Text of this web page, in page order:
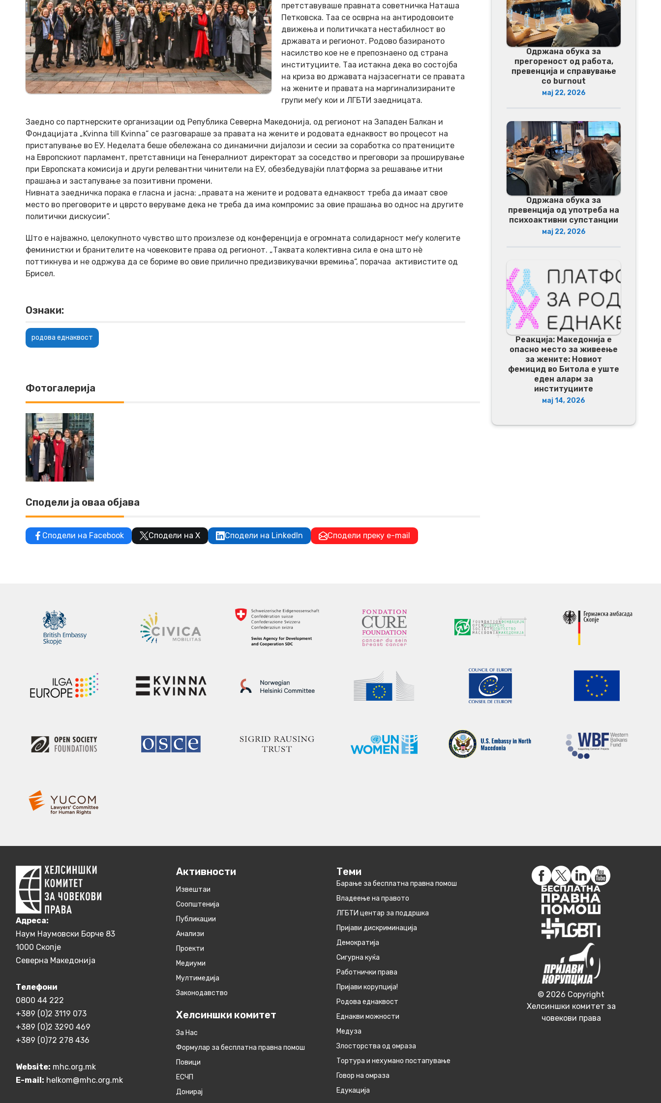
претставуваше правната советничка Наташа
Петковска. Таа се осврна на антиродовоите
движења и политичката нестабилност во
државата и регионот. Родово базираното
насилство кое не е препознаено од страна
институциите. Таа истакна дека во состојба
на криза во државата најзасегнати се правата
на жените и правата на маргинализираните
групи меѓу кои и ЛГБТИ заедницата.
Заедно со партнерските организации од Република Северна Македонија, од регионот на Западен Балкан и
Фондацијата „Kvinna till Kvinna“ се разговараше за правата на жените и родовата еднаквост во процесот на
пристапување во ЕУ. Неделата беше обележана со динамични дијалози и сесии за соработка со пратениците
на Европскиот парламент, претставници на Генералниот директорат за соседство и преговори за проширување
при Европската комисија и други релевантни чинители на ЕУ, обезбедувајќи платформа за решавање итни
прашања и застапување за позитивни промени.
Нивната заедничка порака е гласна и јасна: „правата на жените и родовата еднаквост треба да имаат свое
место во преговорите и цврсто веруваме дека не треба да има компромис за овие прашања во однос на другите
политички дискусии“.
Што е најважно, целокупното чувство што произлезе од конференција е огромната солидарност меѓу колегите
феминистки и бранителите на човековите права од регионот. „Таквата колективна сила е она што нè
поттикнува и не одржува да се бориме во овие прилично предизвикувачки времиња“, порачаа активистите од
Брисел.
Ознаки:
родова еднаквост
Фотогалерија
Сподели ја оваа објава
Сподели на Facebook Сподели на X Сподели на LinkedIn Сподели преку e-mail
Одржана обука за
прегореност од работа,
превенција и справување
со burnout
мај 22, 2026
Одржана обука за
превенција од употреба на
психоактивни супстанции
мај 22, 2026
Реакција: Македонија е
опасно место за живеење
за жените: Новиот
фемицид во Битола е уште
еден аларм за
институциите
мај 14, 2026
Aдреса:
Наум Наумовски Борче 83
1000 Скопје
Северна Македонија
Телефони
0800 44 222
+389 (0)2 3119 073
+389 (0)2 3290 469
+389 (0)72 278 436
Website: mhc.org.mk
E-mail: helkom@mhc.org.mk
Активности
Извештаи
Соопштенија
Публикации
Анализи
Проекти
Медиуми
Мултимедија
Законодавство
Хелсиншки комитет
За Нас
Формулар за бесплатна правна помош
Повици
ЕСЧП
Донирај
Теми
Барање за бесплатна правна помош
Владеење на правото
ЛГБТИ центар за поддршка
Пријави дискриминација
Демократија
Сигурна куќа
Работнички права
Пријави корупција!
Родова еднаквост
Eднакви можности
Медуза
Злосторства од омраза
Тортура и нехумано постапување
Говор на омраза
Едукација
© 2026 Copyright
Хелсиншки комитет за
човекови права